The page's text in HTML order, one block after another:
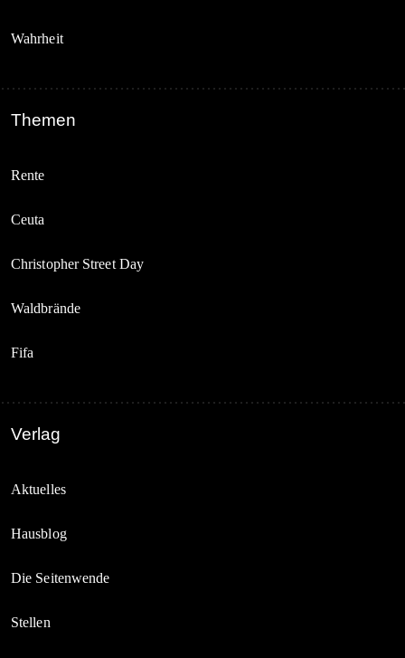
Wahrheit
Themen
Rente
Ceuta
Christopher Street Day
Waldbrände
Fifa
Verlag
Aktuelles
Hausblog
Die Seitenwende
Stellen